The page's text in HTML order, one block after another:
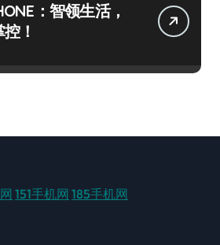
：智领生活，
！
151手机网 185手机网